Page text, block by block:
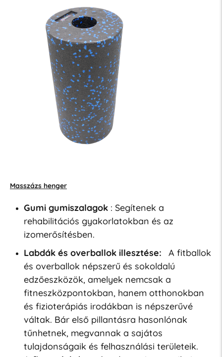
Masszázs henger
Gumi gumiszalagok: Segítenek a
rehabilitációs gyakorlatokban és az
izomerősítésben.
Labdák és overballok illesztése:
A fitballok
és overballok népszerű és sokoldalú
edzőeszközök, amelyek nemcsak a
fitneszközpontokban, hanem otthonokban
és fizioterápiás irodákban is népszerűvé
váltak. Bár első pillantásra hasonlónak
tűnhetnek, megvannak a sajátos
tulajdonságaik és felhasználási területeik.